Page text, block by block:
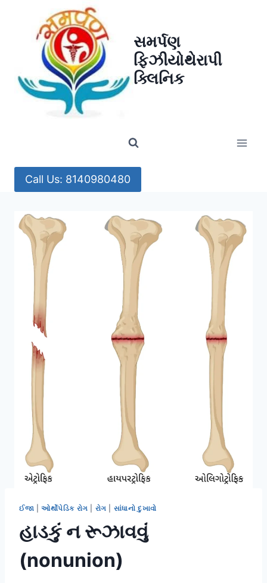
સમર્પણ
ફિઝીયોથેરાપી
ક્લિનિક
Call Us: 8140980480
ઈજા ઓર્થોપેડિક રોગ રોગ સાંધાનો દુખાવો
હાડકું ન રૂઝાવવું
(nonunion)